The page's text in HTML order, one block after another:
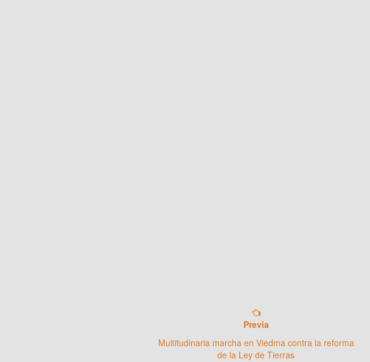
Previa
Multitudinaria marcha en Viedma contra la reforma
de la Ley de Tierras